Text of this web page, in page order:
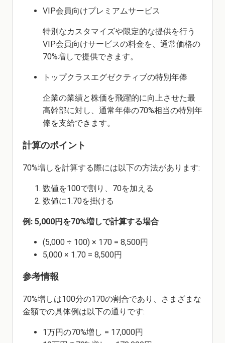
VIP会員向けプレミアムサービス
特別なカスタマイズや限定的な提供を行う
VIP会員向けサービスの料金を、通常価格の
70%増しで提供できます。
トップクラスエグゼクティブの特別年俸
企業の業績と株価を飛躍的に向上させた最
高幹部に対し、通常年俸の70%相当の特別年
俸を支給できます。
計算のポイント
70%増しを計算する際には以下の方法があります:
数値を100で割り、70を加える
数値に1.70を掛ける
例: 5,000円を70%増しで計算する場合
(5,000 ÷ 100) × 170 = 8,500円
5,000 × 1.70 = 8,500円
参考情報
70%増しは100分の170の割合であり、さまざまな
金額での具体例は以下の通りです:
1万円の70%増し = 17,000円